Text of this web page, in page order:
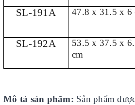
SL-191A 47.8 x 31.5 x 6
SL-192A
53.5 x 37.5 x
cm
Mô tả sản phẩm: Sản phẩm